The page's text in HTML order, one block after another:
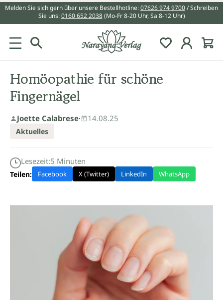
springen
Melden Sie sich gern über unsere Bestellhotline:07626 974 9700/ Schreiben
Sie uns:0160 652 2038 (Mo-Fr 8-20 Uhr, Sa 8-12 Uhr)
Du hast 0
Homöopathie für schöne
Fingernägel
Joette Calabrese· 14.08.25
Aktuelles
Lesezeit:5 Minuten
Teilen: Facebook X (Twitter) LinkedIn WhatsApp